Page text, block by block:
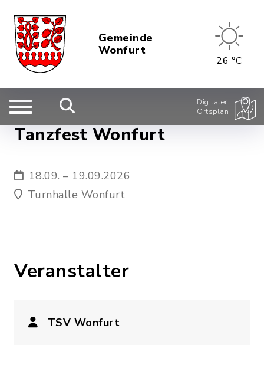
Gemeinde
Wonfurt
26 °C
Digitaler
Ortsplan
Tanzfest Wonfurt
18.09. – 19.09.2026
Turnhalle Wonfurt
Veranstalter
TSV Wonfurt